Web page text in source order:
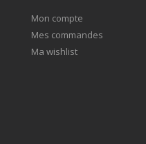
Mon compte
Mes commandes
Ma wishlist